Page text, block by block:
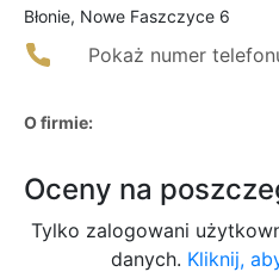
Błonie, Nowe Faszczyce 6
Pokaż numer
O firmie:
Oceny na
Tylko zalogowani
danych. Kliknij,